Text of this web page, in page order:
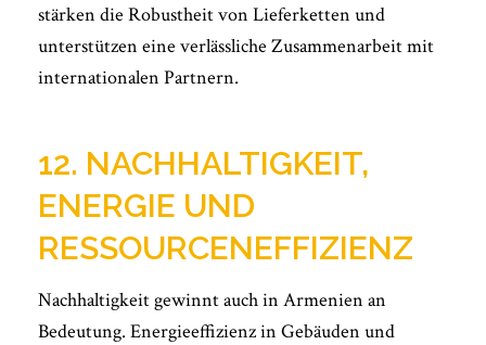
stärken die Robustheit von Lieferketten und
unterstützen eine verlässliche Zusammenarbeit mit
internationalen Partnern.
12. NACHHALTIGKEIT,
ENERGIE UND
RESSOURCENEFFIZIENZ
Nachhaltigkeit gewinnt auch in Armenien an
Bedeutung. Energieeffizienz in Gebäuden und